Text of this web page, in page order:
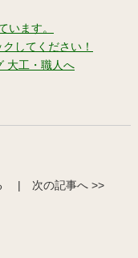
います。
してください！
| 次の記事へ >>